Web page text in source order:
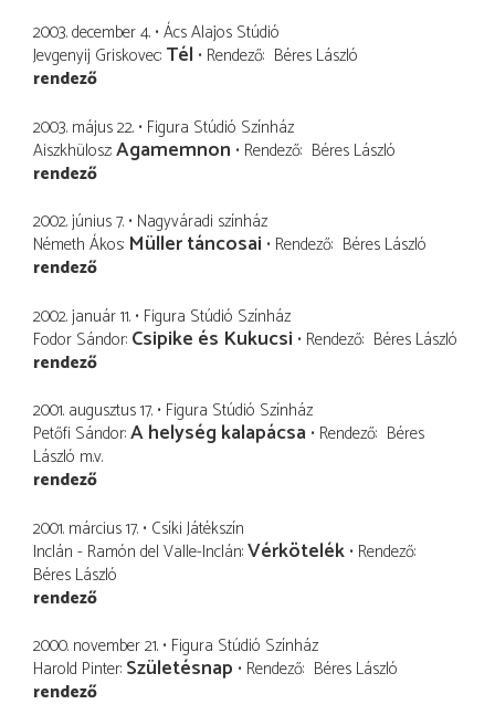
2003. december 4. Ács Alajos Stúdió
Jevgenyij Griskovec Tél Rendező Béres László
rendező
2003. május 22. Figura Stúdió Színház
Aiszkhülosz Agamemnon Rendező Béres László
rendező
2002. június 7. Nagyváradi színház
Németh Ákos Müller táncosai Rendező Béres László
rendező
2002. január 11. Figura Stúdió Színház
Fodor Sándor Csipike és Kukucsi Rendező Béres László
rendező
2001. augusztus 17. Figura Stúdió Színház
Petőfi Sándor A helység kalapácsa Rendező Béres
László m.v.
rendező
2001. március 17. Csíki Játékszín
Inclán - Ramón del Valle-Inclán Vérkötelék Rendező
Béres László
rendező
2000. november 21. Figura Stúdió Színház
Harold Pinter Születésnap Rendező Béres László
rendező